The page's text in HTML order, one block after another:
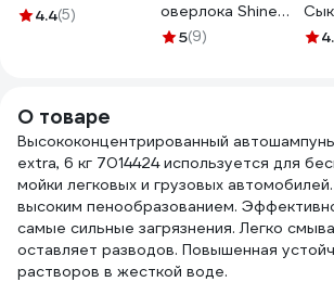
4.4(5)
оверлока Shine
systems edgeless
5(9)
О товаре
Высококонцентрированный
extra, 6 кг 7014424 используется для
мойки легковых и грузовых
высоким пенообразованием.
самые сильные загрязнения. Легко
оставляет разводов. Повышенная
растворов в жесткой воде.